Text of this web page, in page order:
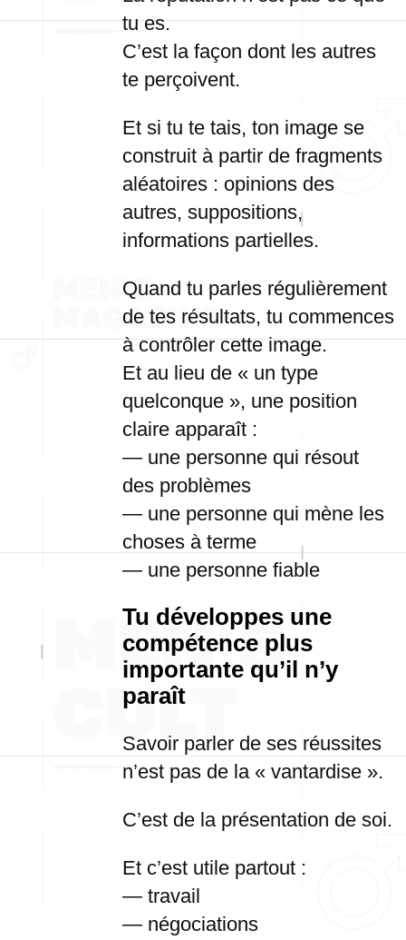
tu es.
C’est la façon dont les autres
te perçoivent.
Et si tu te tais, ton image se
construit à partir de fragments
aléatoires : opinions des
autres, suppositions,
informations partielles.
Quand tu parles régulièrement
de tes résultats, tu commences
à contrôler cette image.
Et au lieu de « un type
quelconque », une position
claire apparaît :
— une personne qui résout
des problèmes
— une personne qui mène les
choses à terme
— une personne fiable
Tu développes une
compétence plus
importante qu’il n’y
paraît
Savoir parler de ses réussites
n’est pas de la « vantardise ».
C’est de la présentation de soi.
Et c’est utile partout :
— travail
— négociations